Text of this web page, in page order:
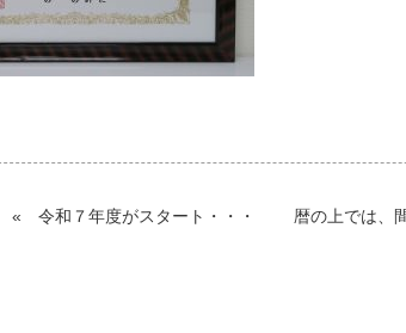
« 令和７年度がスタート・・・ 暦の上では、